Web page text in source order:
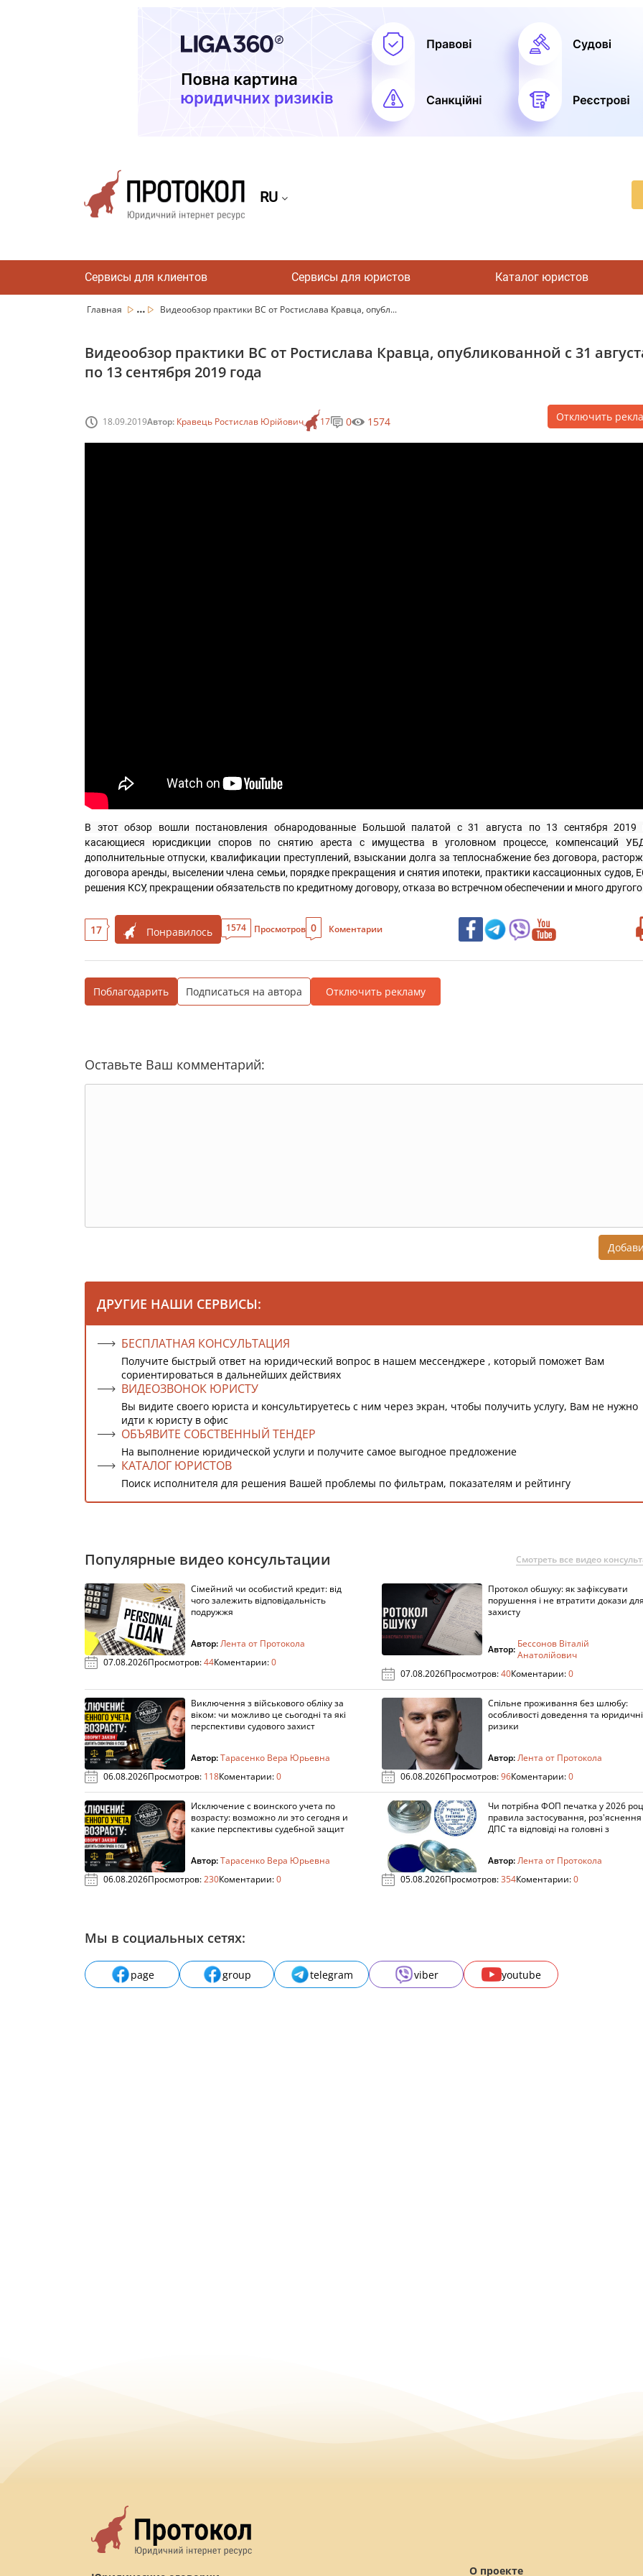
RU
Сервисы для клиентов Сервисы для юристов Каталог юристов
Главная ... Видеообзор практики ВС от Ростислава Кравца, опубл...
Видеообзор практики ВС от Ростислава Кравца, опубликованной с 31
по 13 сентября 2019 года
18.09.2019Автор: Кравець Ростислав Юрійович 17 0 1574 Отключить
В этот обзор вошли постановления обнародованные Большой палатой с 31 августа по 13 сентября 2019
касающиеся юрисдикции споров по снятию ареста с имущества в уголовном процессе, компенсаций
дополнительные отпуски, квалификации преступлений, взыскании долга за теплоснабжение без договора,
договора аренды, выселении члена семьи, порядке прекращения и снятия ипотеки, практики кассационных судов,
решения КСУ, прекращении обязательств по кредитному договору, отказа во встречном обеспечении и много
17 Понравилось 1574 Просмотров 0 Коментарии
Поблагодарить Подписаться на автора Отключить рекламу
Оставьте Ваш комментарий:
ДРУГИЕ НАШИ СЕРВИСЫ:
БЕСПЛАТНАЯ КОНСУЛЬТАЦИЯ
Получите быстрый ответ на юридический вопрос в нашем мессенджере , который поможет Вам
сориентироваться в дальнейших действиях
ВИДЕОЗВОНОК ЮРИСТУ
Вы видите своего юриста и консультируетесь с ним через экран, чтобы получить услугу, Вам не нужно
идти к юристу в офис
ОБЪЯВИТЕ СОБСТВЕННЫЙ ТЕНДЕР
На выполнение юридической услуги и получите самое выгодное предложение
КАТАЛОГ ЮРИСТОВ
Поиск исполнителя для решения Вашей проблемы по фильтрам, показателям и рейтингу
Популярные видео консультации Смотреть все видео
Сімейний чи особистий кредит: від
чого залежить відповідальність
подружжя
Автор:Лента от Протокола
07.08.2026Просмотров:44Коментарии:0
Протокол обшуку: як зафіксувати
порушення і не втратити докази для
захисту
Автор: Бессонов Віталій
Анатолійович
07.08.2026Просмотров:40Коментарии:0
Виключення з військового обліку за
віком: чи можливо це сьогодні та які
перспективи судового захист
Автор:Тарасенко Вера Юрьевна
06.08.2026Просмотров: 118Коментарии:0
Спільне проживання без шлюбу:
особливості доведення та юридичні
ризики
Автор:Лента от Протокола
06.08.2026Просмотров:96Коментарии:0
Исключение с воинского учета по
возрасту: возможно ли это сегодня и
какие перспективы судебной защит
Автор:Тарасенко Вера Юрьевна
06.08.2026Просмотров:230Коментарии:0
Чи потрібна ФОП печатка у 2026
правила застосування, роз'яснення
ДПС та відповіді на головні з
Автор:Лента от Протокола
05.08.2026Просмотров:354Коментарии:0
Мы в социальных сетях:
page group telegram viber youtube
О проекте